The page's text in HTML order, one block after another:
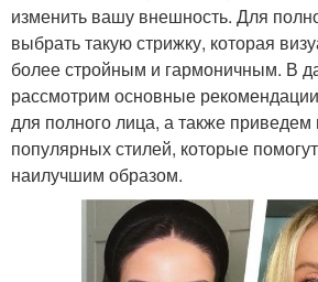
изменить вашу внешность. Для
выбрать такую стрижку, которая
более стройным и гармоничным. В
рассмотрим основные
для полного лица, а также
популярных стилей, которые
наилучшим образом.